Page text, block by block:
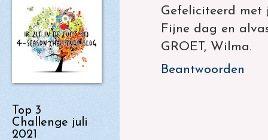
Gefeliciteerd met
Fijne dag en
GROET, Wilma.
Beantwoorden
Top 3
Challenge juli
2021